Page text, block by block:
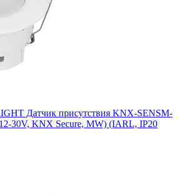
Датчик присутствия KNX-SENSM-
30V, KNX Secure, MW) (IARL, IP20